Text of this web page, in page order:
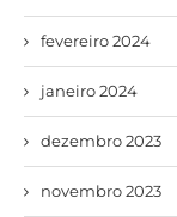
fevereiro 2024
janeiro 2024
dezembro 2023
novembro 2023